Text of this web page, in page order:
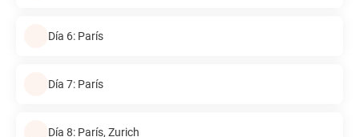
Día 6: París
Día 7: París
Día 8: París, Zurich